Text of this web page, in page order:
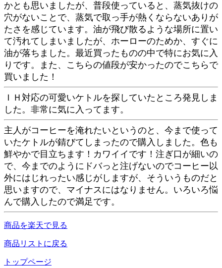
かとも思いましたが、普段使っていると、蒸気抜けの
穴がないことで、蒸気で取っ手が熱くならないありが
たさを感じています。油が飛び散るような場所に置い
て汚れてしまいましたが、ホーローのためか、すぐに
油が落ちました。最近買ったものの中で特にお気に入
りです。また、こちらの値段が安かったのでこちらで
買いました！
ＩＨ対応の可愛いケトルを探していたところ発見しま
した。非常に気に入ってます。
主人がコーヒーを淹れたいというのと、今まで使って
いたケトルが錆びてしまったので購入しました。色も
鮮やかで目立ちます！カワイイです！注ぎ口が細いの
で、今までのようにドバっと注げないのでコーヒー以
外にはじれったい感じがしますが、そういうものだと
思いますので、マイナスにはなりません。いろいろ悩
んで購入したので満足です。
商品を楽天で見る
商品リストに戻る
トップページ